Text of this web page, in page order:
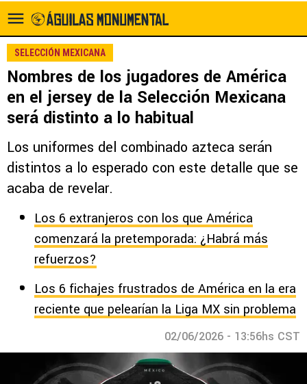
SELECCIÓN MEXICANA
Nombres de los jugadores de América
en el jersey de la Selección Mexicana
será distinto a lo habitual
Los uniformes del combinado azteca serán
distintos a lo esperado con este detalle que se
acaba de revelar.
Los 6 extranjeros con los que América
comenzará la pretemporada: ¿Habrá más
refuerzos?
Los 6 fichajes frustrados de América en la era
reciente que pelearían la Liga MX sin problema
02/06/2026 - 13:56hs CST